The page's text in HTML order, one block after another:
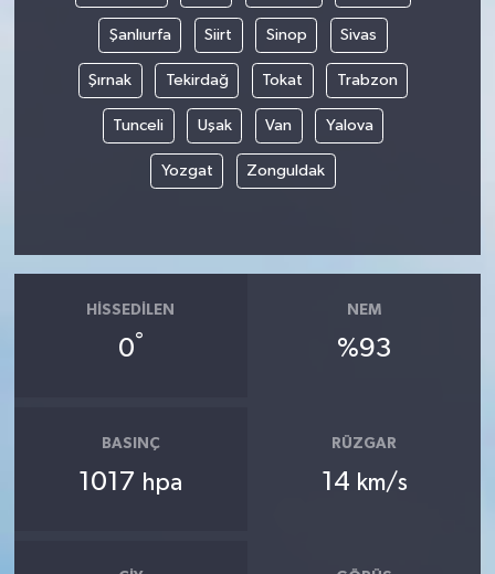
Şanlıurfa Siirt Sinop Sivas
Şırnak Tekirdağ Tokat Trabzon
Tunceli Uşak Van Yalova
Yozgat Zonguldak
HISSEDILEN
0°
NEM
%93
BASINÇ
1017 hpa
RÜZGAR
14 km/s